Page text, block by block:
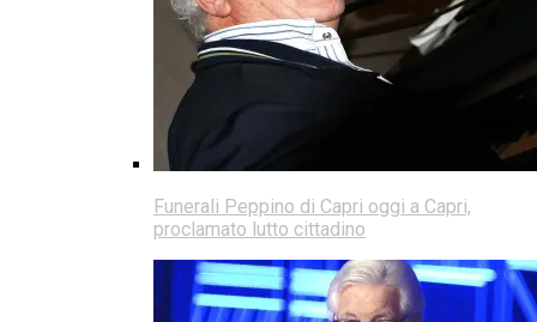
Funerali Peppino di Capri oggi a Capri,
proclamato lutto cittadino